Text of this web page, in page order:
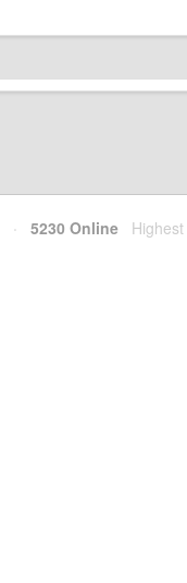
· 5230 Online